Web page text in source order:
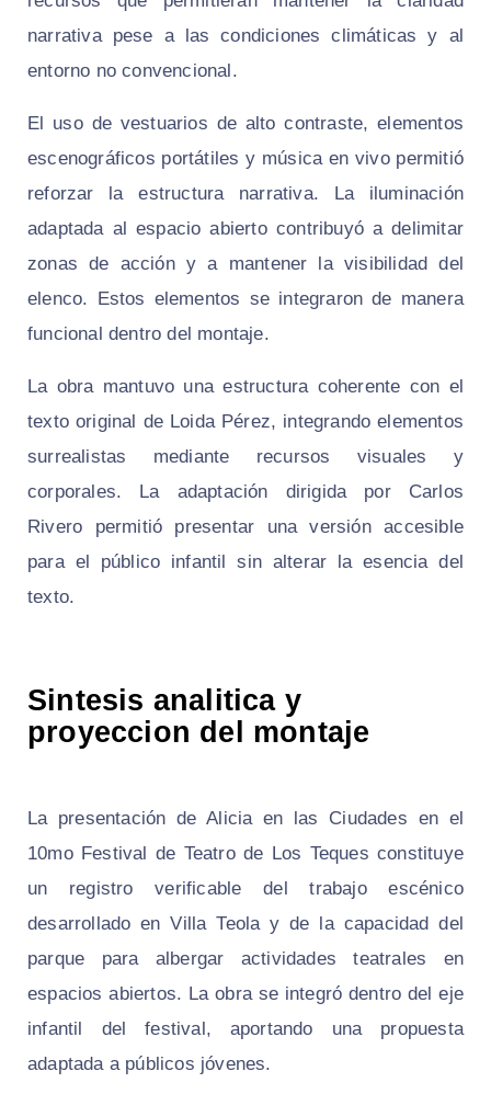
narrativa pese a las condiciones climáticas y al
entorno no convencional.
El uso de vestuarios de alto contraste, elementos
escenográficos portátiles y música en vivo permitió
reforzar la estructura narrativa. La iluminación
adaptada al espacio abierto contribuyó a delimitar
zonas de acción y a mantener la visibilidad del
elenco. Estos elementos se integraron de manera
funcional dentro del montaje.
La obra mantuvo una estructura coherente con el
texto original de Loida Pérez, integrando elementos
surrealistas mediante recursos visuales y
corporales. La adaptación dirigida por Carlos
Rivero permitió presentar una versión accesible
para el público infantil sin alterar la esencia del
texto.
Sintesis analitica y
proyeccion del montaje
La presentación de Alicia en las Ciudades en el
10mo Festival de Teatro de Los Teques constituye
un registro verificable del trabajo escénico
desarrollado en Villa Teola y de la capacidad del
parque para albergar actividades teatrales en
espacios abiertos. La obra se integró dentro del eje
infantil del festival, aportando una propuesta
adaptada a públicos jóvenes.